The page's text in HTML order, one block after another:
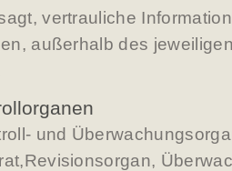
vertrauliche
außerhalb des
und